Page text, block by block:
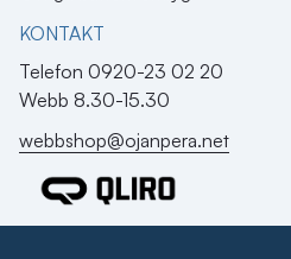
KONTAKT​
Telefon 0920-23 02 20
Webb 8.30-15.30
webbshop@ojanpera.net